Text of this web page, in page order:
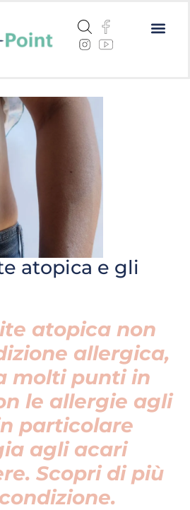
atopica e gli
atopica non
allergica,
molti punti in
le allergie agli
particolare
agli acari
Scopri di più